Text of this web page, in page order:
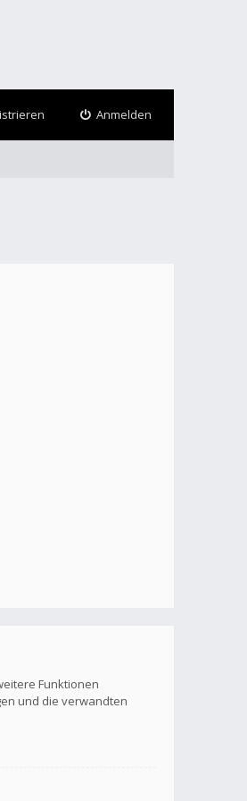
Anmelden
Funktionen
und die verwandten